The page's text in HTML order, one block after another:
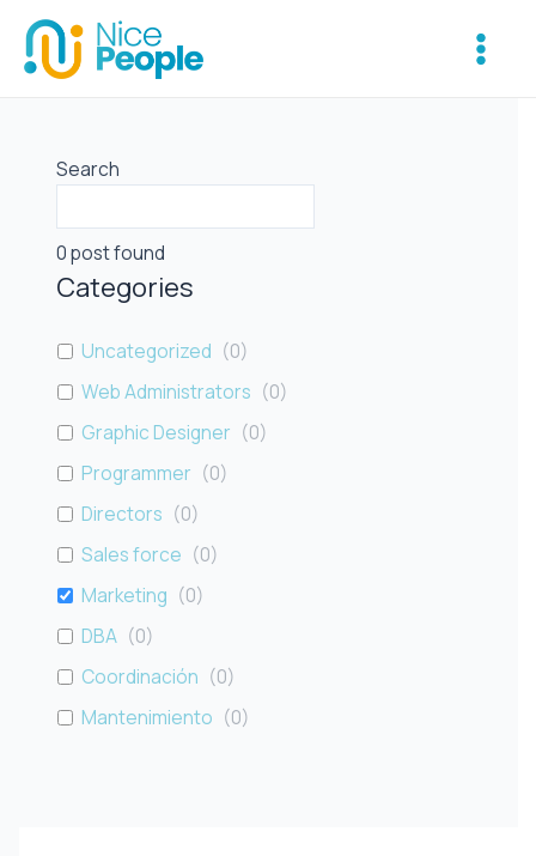
content
Menu
Search
0post found
Categories
Uncategorized (0)
Web Administrators (0)
Graphic Designer (0)
Programmer (0)
Directors (0)
Sales force (0)
Marketing (0)
DBA (0)
Coordinación (0)
Mantenimiento (0)